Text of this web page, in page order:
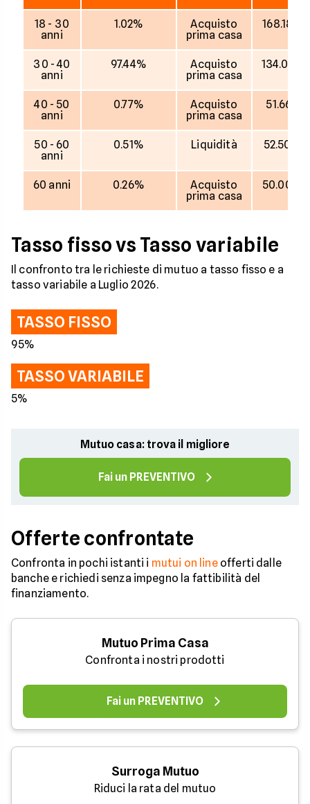
18 - 30
anni
1.02%
Acquisto
prima casa
168.188 €
30 - 40
anni
97.44%
Acquisto
prima casa
134.023
40 - 50
anni
0.77%
Acquisto
prima casa
51.667 €
50 - 60
anni
0.51% Liquidità 52.500 €
60 anni 0.26%
Acquisto
prima casa
50.000
Tasso fisso vs Tasso variabile
Il confronto tra le richieste di mutuo a tasso fisso e a
tasso variabile a Luglio 2026.
TASSO FISSO
95%
TASSO VARIABILE
5%
Mutuo casa: trova il migliore
Fai un PREVENTIVO
Offerte confrontate
Confronta in pochi istanti i mutui on lineofferti dalle
banche e richiedi senza impegno la fattibilità del
finanziamento.
Mutuo Prima Casa
Confronta i nostri prodotti
Fai un PREVENTIVO
Surroga Mutuo
Riduci la rata del mutuo